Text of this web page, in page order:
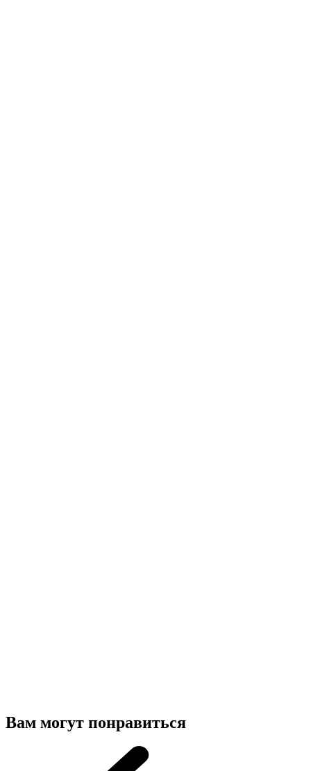
Вам могут понравиться